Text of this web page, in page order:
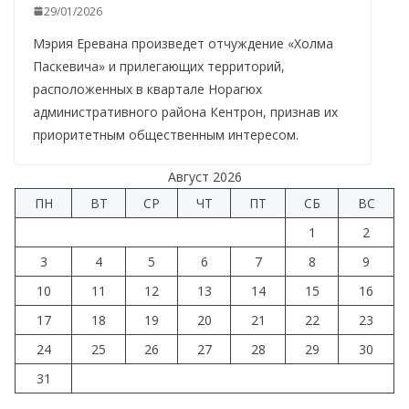
29/01/2026
Мэрия Еревана произведет отчуждение «Холма
Паскевича» и прилегающих территорий,
расположенных в квартале Норагюх
административного района Кентрон, признав их
приоритетным общественным интересом.
Август 2026
ПН
ВТ СР ЧТ ПТ СБ
ВС
1
2
3
4 5 6 7 8
9
10
11 12 13 14 15
16
17
18 19 20 21 22
23
24
25 26 27 28 29
30
31